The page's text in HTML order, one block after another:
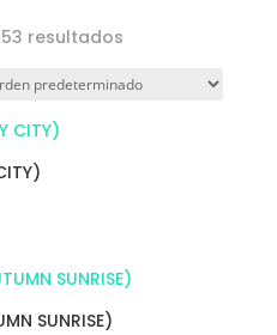
resultados
SUNRISE)